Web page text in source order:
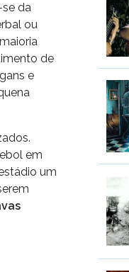
da
ou
de
e
em
um